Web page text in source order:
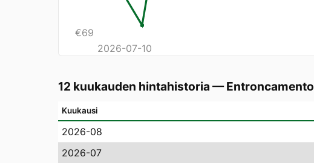
€69
2026-07-10
12 kuukauden hintahistoria —Entroncamento
Kuukausi
2026-08
2026-07